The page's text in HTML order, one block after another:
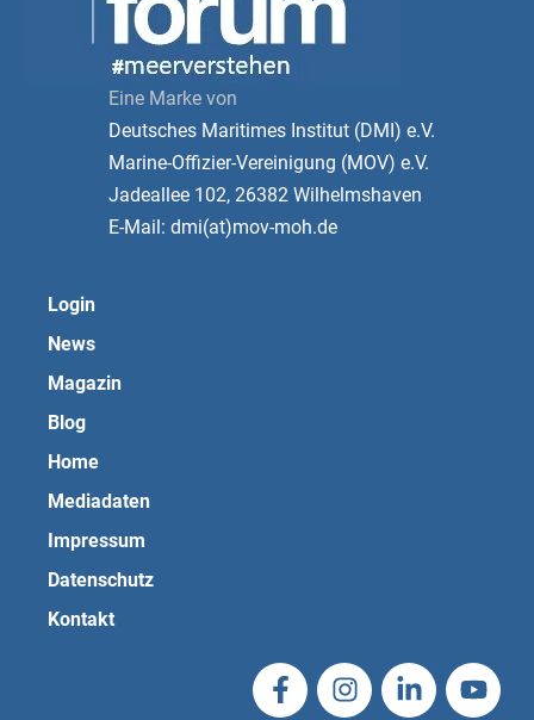
Eine Marke von
Deutsches Maritimes Institut (DMI) e.V.
Marine-Offizier-Vereinigung (MOV) e.V.
Jadeallee 102, 26382 Wilhelmshaven
E-Mail: dmi(at)mov-moh.de
Login
News
Magazin
Blog
Home
Mediadaten
Impressum
Datenschutz
Kontakt